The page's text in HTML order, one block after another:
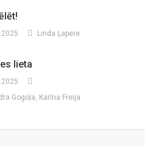
Linda Ļapere
lieta
Gogoļa, Karīna Freija